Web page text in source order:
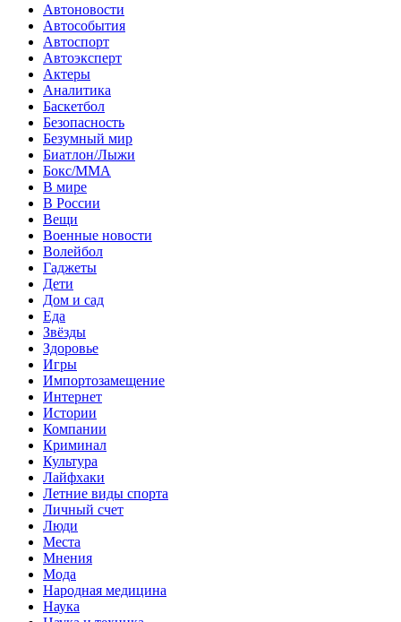
Автоновости
Автособытия
Автоспорт
Автоэксперт
Актеры
Аналитика
Баскетбол
Безопасность
Безумный мир
Биатлон/Лыжи
Бокс/MMA
В мире
В России
Вещи
Военные новости
Волейбол
Гаджеты
Дети
Дом и сад
Еда
Звёзды
Здоровье
Игры
Импортозамещение
Интернет
Истории
Компании
Криминал
Культура
Лайфхаки
Летние виды спорта
Личный счет
Люди
Места
Мнения
Мода
Народная медицина
Наука